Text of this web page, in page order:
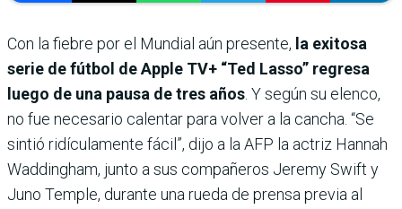
Con la fiebre por el Mundial aún presente, la exitosa
serie de fútbol de Apple TV+ “Ted Lasso” regresa
luego de una pausa de tres años . Y según su elenco,
no fue necesario calentar para volver a la cancha. “Se
sintió ridículamente fácil”, dijo a la AFP la actriz Hannah
Waddingham, junto a sus compañeros Jeremy Swift y
Juno Temple, durante una rueda de prensa previa al